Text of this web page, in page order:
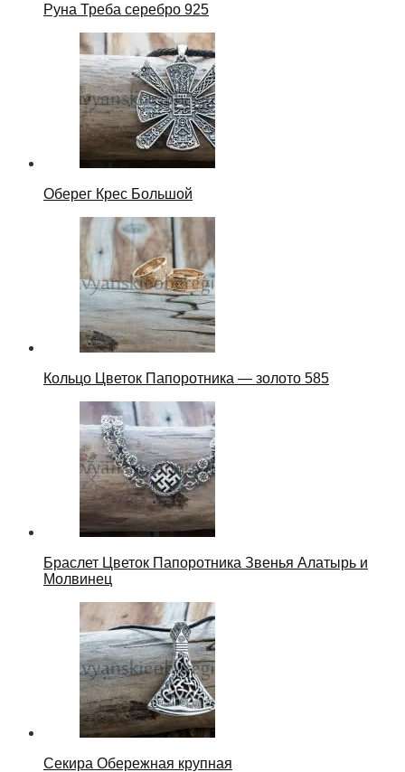
Руна Треба серебро 925
Оберег Крес Большой
Кольцо Цветок Папоротника — золото 585
Браслет Цветок Папоротника Звенья Алатырь и
Молвинец
Секира Обережная крупная